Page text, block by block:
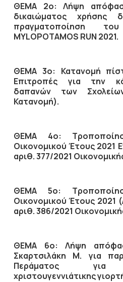
ΘΕΜΑ 2ο: Λήψη
δικαιώματος χρήσης
πραγματοποίηση
MYLOPOTAMOS RUN 2021.
ΘΕΜΑ 3ο: Κατανομή
Επιτροπές για την
δαπανών των
Κατανομή).
ΘΕΜΑ 4ο:
Οικονομικού Έτους 2021
αριθ. 377/2021
ΘΕΜΑ 5ο:
Οικονομικού Έτους
αριθ. 386/2021
ΘΕΜΑ 6ο: Λήψη
Σκαρτσιλάκη Μ. για
Περάματος για
χριστουγεννιάτικης